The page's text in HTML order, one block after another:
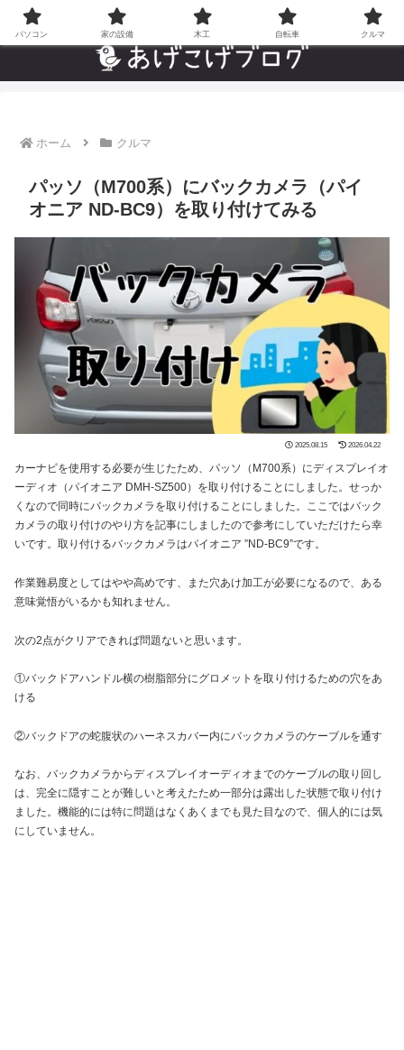
自分でやった”あんなことやこんなこと”の趣味ブログ
ホーム クルマ
パッソ（M700系）にバックカメラ（パイ
オニア ND-BC9）を取り付けてみる
2025.08.15 2026.04.22
カーナビを使用する必要が生じたため、パッソ（M700系）にディスプレイオ
ーディオ（パイオニア DMH-SZ500）を取り付けることにしました。せっか
くなので同時にバックカメラを取り付けることにしました。ここではバック
カメラの取り付けのやり方を記事にしましたので参考にしていただけたら幸
いです。取り付けるバックカメラはパイオニア ”ND-BC9”です。
作業難易度としてはやや高めです、また穴あけ加工が必要になるので、ある
意味覚悟がいるかも知れません。
次の2点がクリアできれば問題ないと思います。
①バックドアハンドル横の樹脂部分にグロメットを取り付けるための穴をあ
ける
②バックドアの蛇腹状のハーネスカバー内にバックカメラのケーブルを通す
なお、バックカメラからディスプレイオーディオまでのケーブルの取り回し
は、完全に隠すことが難しいと考えたため一部分は露出した状態で取り付け
ました。機能的には特に問題はなくあくまでも見た目なので、個人的には気
にしていません。
パソコン 家の設備 木工 自転車 クルマ